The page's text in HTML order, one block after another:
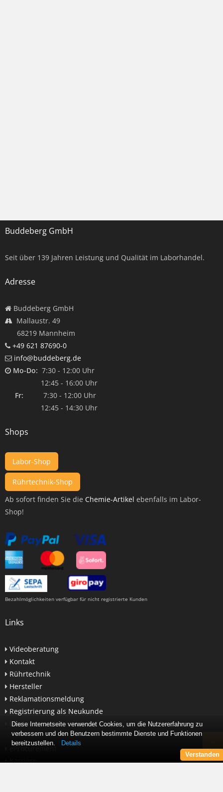
Buddeberg GmbH
Seit über 139 Jahren Leistung und Qualität im Laborhandel.
Adresse
Buddeberg GmbH
Mallaustr. 49
68219 Mannheim
+49 621 87690-0
info@buddeberg.de
Mo-Do: 7:30 - 12:00 Uhr
12:45 - 16:00 Uhr
Fr: 7:30 - 12:00 Uhr
12:45 - 14:30 Uhr
Shops
Labor-Shop
Rührtechnik-Shop
Ab sofort finden Sie die Chemie-Artikel ebenfalls im Labor-
Shop!
Bezahlmöglichkeiten verfügbar für nicht registrierte Kunden
Links
Videoberatung
Kontakt
Rührtechnik
Hersteller
Reklamationsmeldung
Registrierung als Neukunde
Lexikon
eProcurement
Karriere
Diese Internetseite verwendet Cookies, um die Nutzererfahrung zu
verbessern und den Benutzern bestimmte Dienste und Funktionen
bereitzustellen.
Details
Verstanden